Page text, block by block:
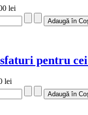
lei
pentru
lei